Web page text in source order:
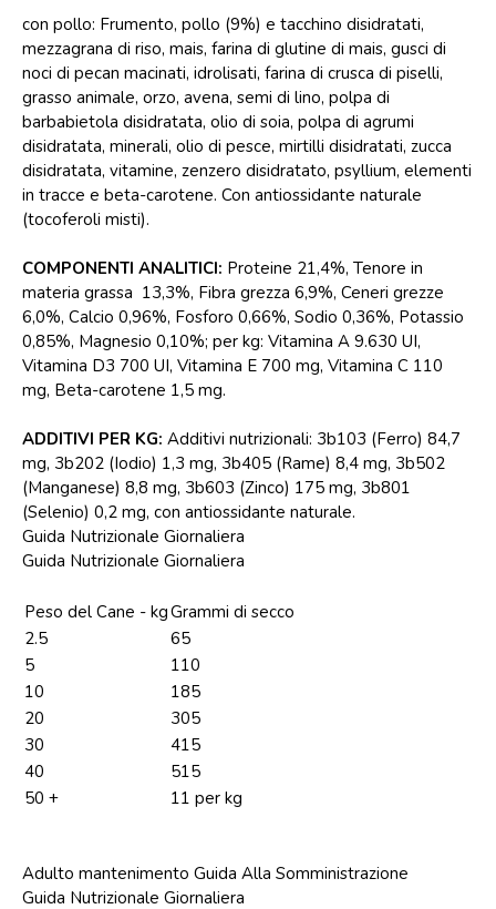
con pollo: Frumento, pollo (9%) e tacchino disidratati,
mezzagrana di riso, mais, farina di glutine di mais, gusci di
noci di pecan macinati, idrolisati, farina di crusca di piselli,
grasso animale, orzo, avena, semi di lino, polpa di
barbabietola disidratata, olio di soia, polpa di agrumi
disidratata, minerali, olio di pesce, mirtilli disidratati, zucca
disidratata, vitamine, zenzero disidratato, psyllium, elementi
in tracce e beta-carotene. Con antiossidante naturale
(tocoferoli misti).
COMPONENTI ANALITICI: Proteine 21,4%, Tenore in
materia grassa 13,3%, Fibra grezza 6,9%, Ceneri grezze
6,0%, Calcio 0,96%, Fosforo 0,66%, Sodio 0,36%, Potassio
0,85%, Magnesio 0,10%; per kg: Vitamina A 9.630 UI,
Vitamina D3 700 UI, Vitamina E 700 mg, Vitamina C 110
mg, Beta-carotene 1,5 mg.
ADDITIVI PER KG: Additivi nutrizionali: 3b103 (Ferro) 84,7
mg, 3b202 (Iodio) 1,3 mg, 3b405 (Rame) 8,4 mg, 3b502
(Manganese) 8,8 mg, 3b603 (Zinco) 175 mg, 3b801
(Selenio) 0,2 mg, con antiossidante naturale.
Guida Nutrizionale Giornaliera
Guida Nutrizionale Giornaliera
Peso del Cane - kgGrammi di secco
2.5
65
5
110
10
185
20
305
30
415
40
515
50 +
11 per kg
Adulto mantenimento Guida Alla Somministrazione
Guida Nutrizionale Giornaliera